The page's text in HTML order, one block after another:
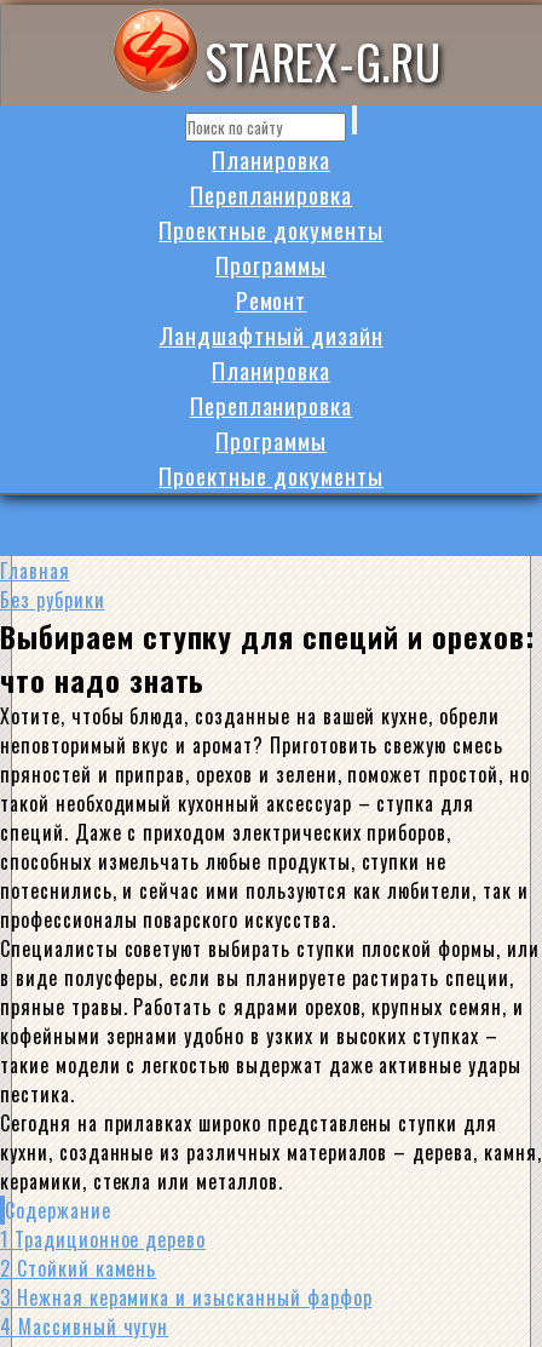
STAREX-G.RU
Планировка
Перепланировка
Проектные документы
Программы
Ремонт
Ландшафтный дизайн
Планировка
Перепланировка
Программы
Проектные документы
Главная
Без рубрики
Выбираем ступку для специй и орехов:
что надо знать
Хотите, чтобы блюда, созданные на вашей кухне, обрели
неповторимый вкус и аромат? Приготовить свежую смесь
пряностей и приправ, орехов и зелени, поможет простой, но
такой необходимый кухонный аксессуар – ступка для
специй. Даже с приходом электрических приборов,
способных измельчать любые продукты, ступки не
потеснились, и сейчас ими пользуются как любители, так и
профессионалы поварского искусства.
Специалисты советуют выбирать ступки плоской формы, или
в виде полусферы, если вы планируете растирать специи,
пряные травы. Работать с ядрами орехов, крупных семян, и
кофейными зернами удобно в узких и высоких ступках –
такие модели с легкостью выдержат даже активные удары
пестика.
Сегодня на прилавках широко представлены ступки для
кухни, созданные из различных материалов – дерева, камня,
керамики, стекла или металлов.
Содержание
1 Традиционное дерево
2 Стойкий камень
3 Нежная керамика и изысканный фарфор
4 Массивный чугун